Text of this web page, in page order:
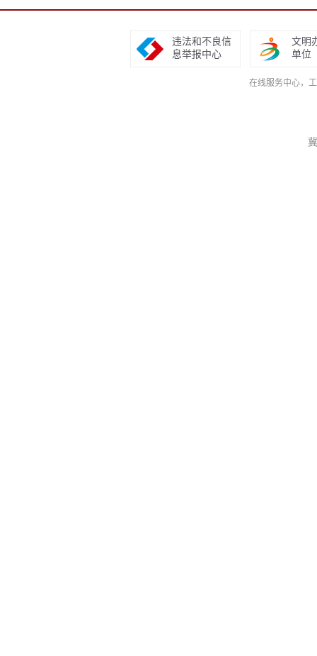
违法和不良信
息举报中心
文明
单位
在线服务中心，